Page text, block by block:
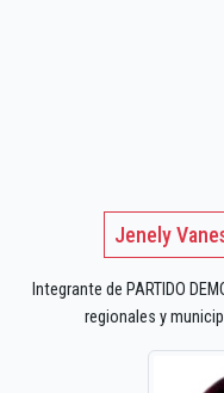
Jenely
Integrante de PARTIDO
regionales y